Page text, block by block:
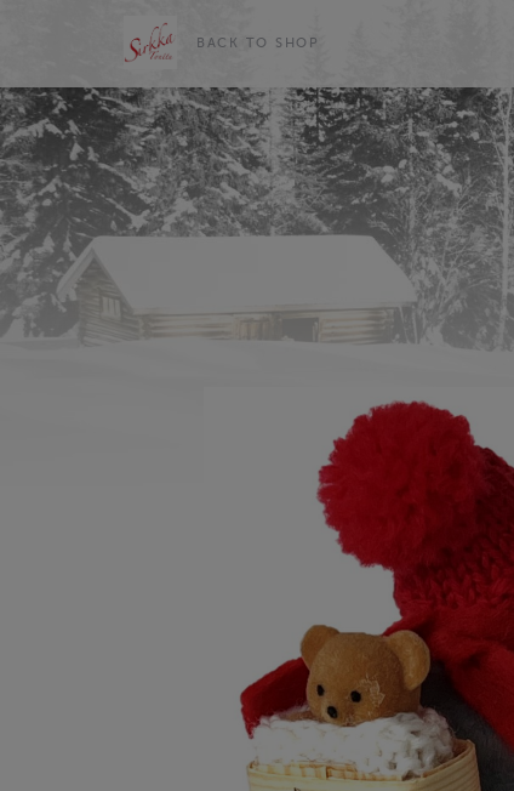
BACK TO SHOP